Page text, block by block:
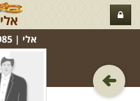
אלי
אלי‏ | 548985